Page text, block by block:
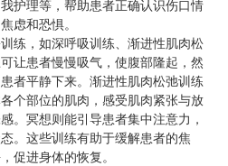
护理等，帮助患者正确认识伤口情
虑和恐惧。
练，如深呼吸训练、渐进性肌肉松
让患者慢慢吸气，使腹部隆起，然
者平静下来。渐进性肌肉松弛训练
个部位的肌肉，感受肌肉紧张与放
。冥想则能引导患者集中注意力，
。这些训练有助于缓解患者的焦
促进身体的恢复。